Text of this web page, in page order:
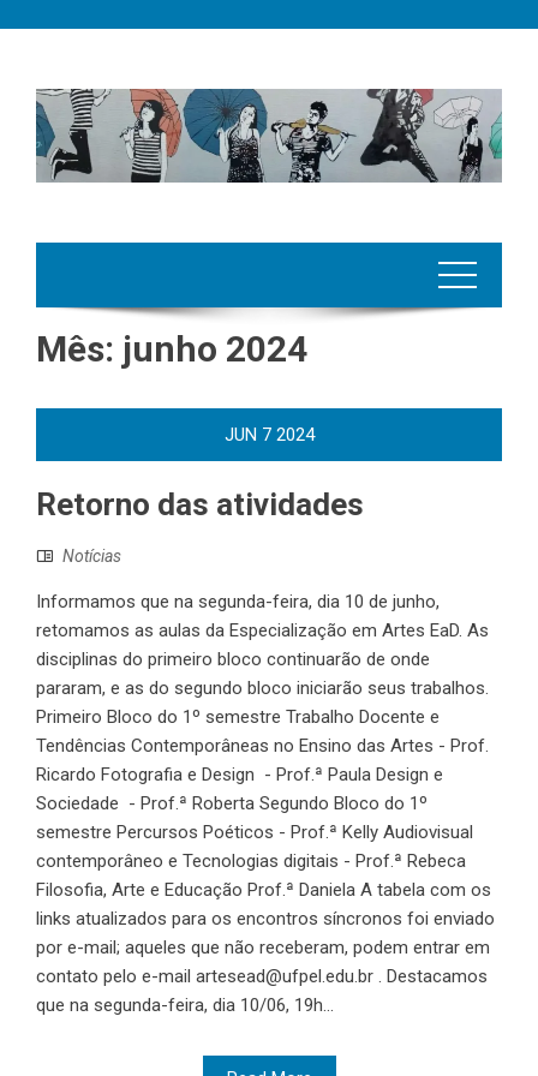
Mês: junho 2024
JUN 7 2024
Retorno das atividades
Notícias
Informamos que na segunda-feira, dia 10 de junho,
retomamos as aulas da Especialização em Artes EaD. As
disciplinas do primeiro bloco continuarão de onde
pararam, e as do segundo bloco iniciarão seus trabalhos.
Primeiro Bloco do 1º semestre Trabalho Docente e
Tendências Contemporâneas no Ensino das Artes - Prof.
Ricardo Fotografia e Design - Prof.ª Paula Design e
Sociedade - Prof.ª Roberta Segundo Bloco do 1º
semestre Percursos Poéticos - Prof.ª Kelly Audiovisual
contemporâneo e Tecnologias digitais - Prof.ª Rebeca
Filosofia, Arte e Educação Prof.ª Daniela A tabela com os
links atualizados para os encontros síncronos foi enviado
por e-mail; aqueles que não receberam, podem entrar em
contato pelo e-mail artesead@ufpel.edu.br . Destacamos
que na segunda-feira, dia 10/06, 19h...